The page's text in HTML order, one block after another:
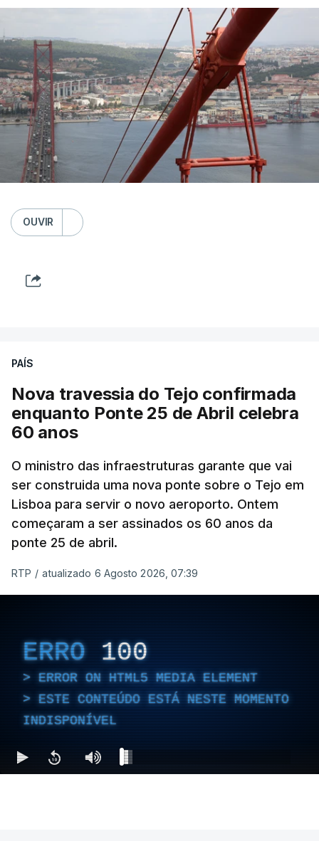
OUVIR
PAÍS
Nova travessia do Tejo confirmada
enquanto Ponte 25 de Abril celebra
60 anos
O ministro das infraestruturas garante que vai
ser construida uma nova ponte sobre o Tejo em
Lisboa para servir o novo aeroporto. Ontem
começaram a ser assinados os 60 anos da
ponte 25 de abril.
RTP / atualizado 6 Agosto 2026, 07:39
ERRO 100
ERROR ON HTML5 MEDIA ELEMENT
ESTE CONTEÚDO ESTÁ NESTE MOMENTO
INDISPONÍVEL